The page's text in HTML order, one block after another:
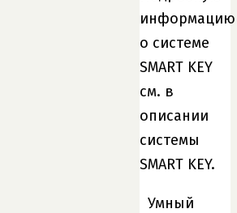
информацию
о системе
SMART KEY
см. в
описании
системы
SMART KEY.
Умный